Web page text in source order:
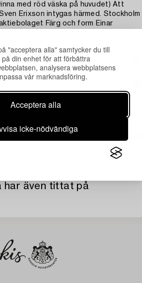
"acceptera alla" samtycker du till
din enhet för att förbättra
analysera webbplatsens
vår marknadsföring.
Acceptera alla
icke-nödvändiga
med röd väska på huvudet) Att
Erixson intygas härmed. Stockholm
Färg och form Einar
har även tittat på